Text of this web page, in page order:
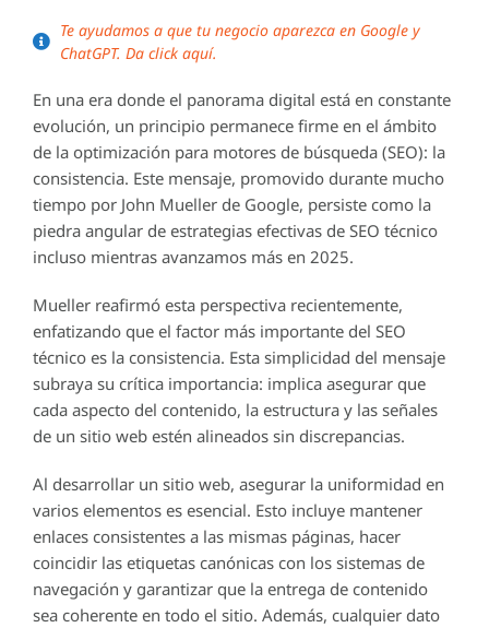
Te ayudamos a que tu negocio aparezca en Google y
ChatGPT. Da click aquí.
En una era donde el panorama digital está en constante
evolución, un principio permanece firme en el ámbito
de la optimización para motores de búsqueda (SEO): la
consistencia. Este mensaje, promovido durante mucho
tiempo por John Mueller de Google, persiste como la
piedra angular de estrategias efectivas de SEO técnico
incluso mientras avanzamos más en 2025.
Mueller reafirmó esta perspectiva recientemente,
enfatizando que el factor más importante del SEO
técnico es la consistencia. Esta simplicidad del mensaje
subraya su crítica importancia: implica asegurar que
cada aspecto del contenido, la estructura y las señales
de un sitio web estén alineados sin discrepancias.
Al desarrollar un sitio web, asegurar la uniformidad en
varios elementos es esencial. Esto incluye mantener
enlaces consistentes a las mismas páginas, hacer
coincidir las etiquetas canónicas con los sistemas de
navegación y garantizar que la entrega de contenido
sea coherente en todo el sitio. Además, cualquier dato